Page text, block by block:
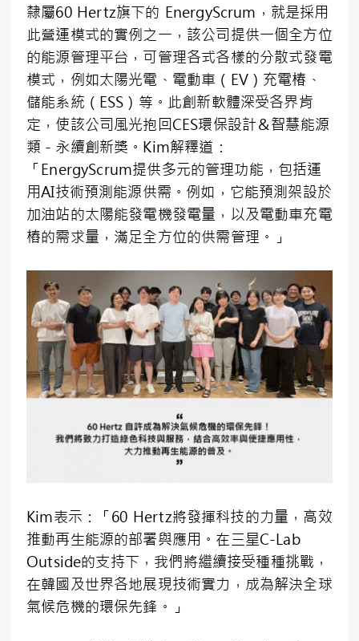
隸屬60 Hertz旗下的 EnergyScrum ，就是採用
此營運模式的實例之一，該公司提供一個全方位
的能源管理平台，可管理各式各樣的分散式發電
模式，例如太陽光電、電動車（EV）充電椿、
儲能系統（ESS）等。此創新軟體深受各界肯
定，使該公司風光抱回CES環保設計＆智慧能源
類－永續創新獎。Kim解釋道：
「EnergyScrum提供多元的管理功能，包括運
用AI技術預測能源供需。例如，它能預測架設於
加油站的太陽能發電機發電量，以及電動車充電
樁的需求量，滿足全方位的供需管理。」
Kim表示：「60 Hertz將發揮科技的力量，高效
推動再生能源的部署與應用。在三星C-Lab
Outside的支持下，我們將繼續接受種種挑戰，
在韓國及世界各地展現技術實力，成為解決全球
氣候危機的環保先鋒。」